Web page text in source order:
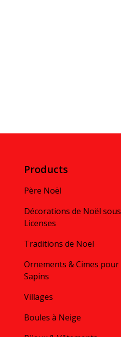
Products
Père Noël
Décorations de Noël sous
Licenses
Traditions de Noël
Ornements & Cimes pour
Sapins
Villages
Boules à Neige